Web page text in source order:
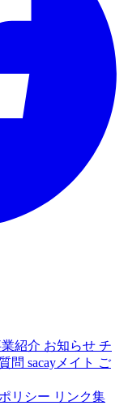
紹介 お知らせ チ
問 sacayメイト ご
リシー リンク集